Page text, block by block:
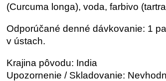
(Curcuma longa), voda, farbivo
Odporúčané denné dávkovanie: 1
v ústach.
Krajina pôvodu: India
Upozornenie / Skladovanie: